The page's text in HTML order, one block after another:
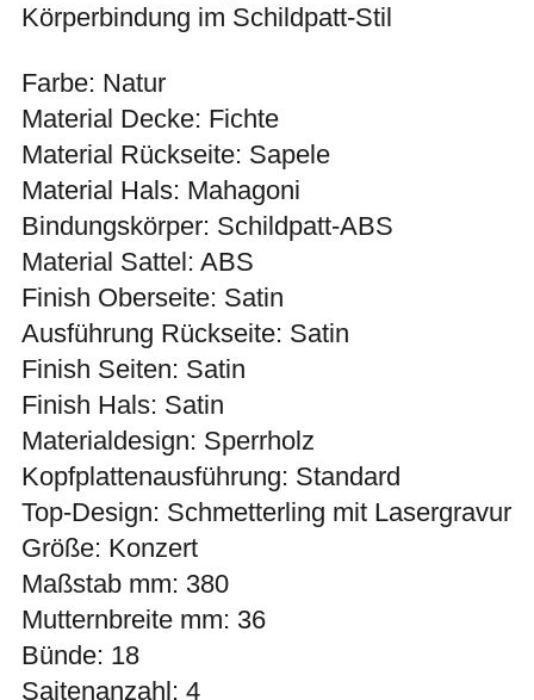
Körperbindung im Schildpatt-Stil
Farbe: Natur
Material Decke: Fichte
Material Rückseite: Sapele
Material Hals: Mahagoni
Bindungskörper: Schildpatt-ABS
Material Sattel: ABS
Finish Oberseite: Satin
Ausführung Rückseite: Satin
Finish Seiten: Satin
Finish Hals: Satin
Materialdesign: Sperrholz
Kopfplattenausführung: Standard
Top-Design: Schmetterling mit Lasergravur
Größe: Konzert
Maßstab mm: 380
Mutternbreite mm: 36
Bünde: 18
Saitenanzahl: 4